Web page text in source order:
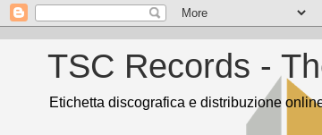
TSC Records -
Etichetta discografica e distribuzione